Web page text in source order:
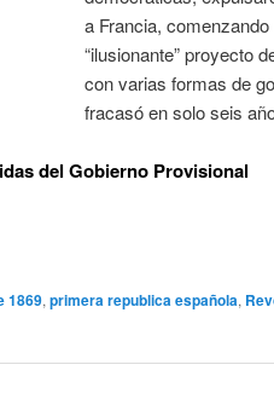
a Francia, comenzando
“ilusionante” proyecto
con varias formas de
fracasó en solo seis
del Gobierno Provisional
1869,primera republica española,